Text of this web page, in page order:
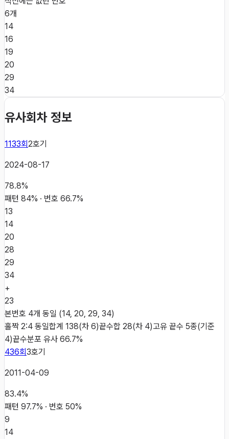
6개
14
16
19
20
29
34
유사회차 정보
1133회2호기
2024-08-17
78.8%
패턴 84% · 번호 66.7%
13
14
20
28
29
34
+
23
본번호 4개 동일 (14, 20, 29, 34)
홀짝 2:4 동일합계 138(차 6)끝수합 28(차 4)고유 끝수 5종(기준
4)끝수분포 유사 66.7%
436회3호기
2011-04-09
83.4%
패턴 97.7% · 번호 50%
9
14